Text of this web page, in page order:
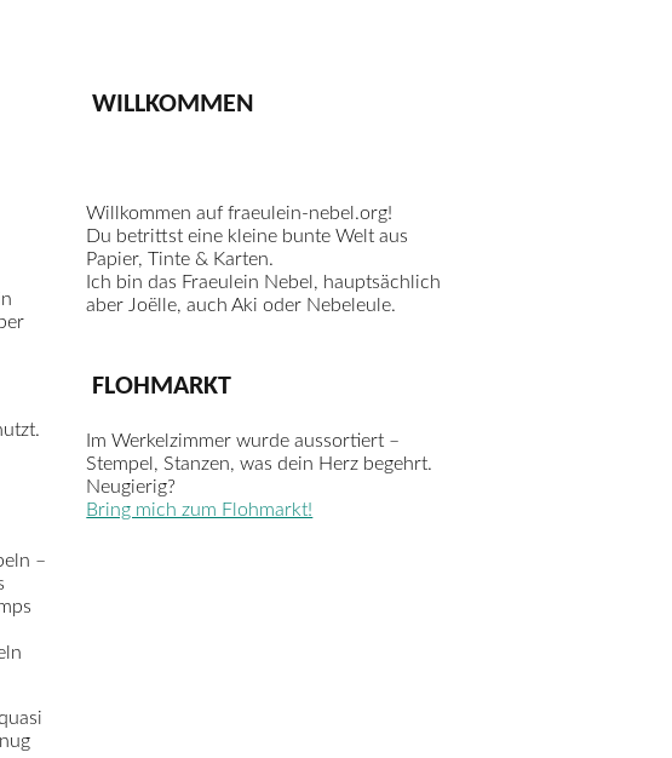
–
WILLKOMMEN
Willkommen auf fraeulein-nebel.org!
Du betrittst eine kleine bunte Welt aus
Papier, Tinte & Karten.
Ich bin das Fraeulein Nebel, hauptsächlich
aber Joëlle, auch Aki oder Nebeleule.
FLOHMARKT
Im Werkelzimmer wurde aussortiert –
Stempel, Stanzen, was dein Herz begehrt.
Neugierig?
Bring mich zum Flohmarkt!